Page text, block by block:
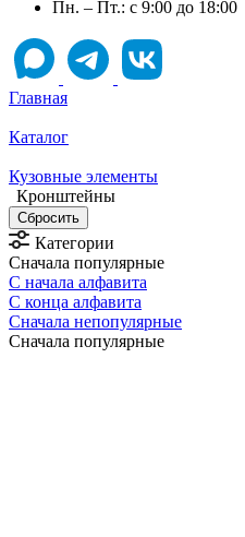
Пн. – Пт.: с 9:00 до 18:00
Главная
Каталог
Кузовные элементы
Кронштейны
Категории
Сначала популярные
С начала алфавита
С конца алфавита
Сначала непопулярные
Сначала популярные